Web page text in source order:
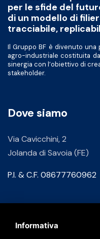
per le sfide del
di un modello di
tracciabile,
Il Gruppo BF è divenuto una
agro-industriale costituita
sinergia con l’obiettivo di
stakeholder.
Dove siamo
Via Cavicchini, 2
Jolanda di Savoia (FE)
P.I. & C.F. 08677760962
Informativa